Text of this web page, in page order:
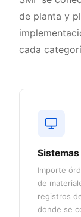
de planta y
cada
Sistemas
Importe
de
registros
donde se